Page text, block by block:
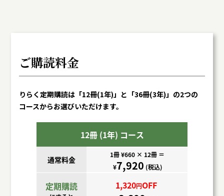
ご購読料金
りらく定期購読は「12冊(1年)」と「36冊(3年)」の2つの
コースからお選びいただけます。